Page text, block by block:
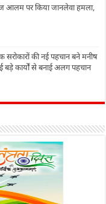
आलम पर किया जानलेवा हमला,
सरोकारों की नई पहचान बने मनीष
कार्यों से बनाई अलग पहचान